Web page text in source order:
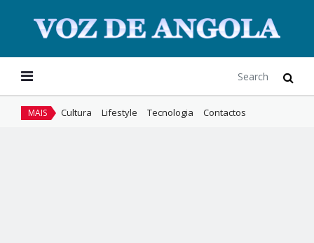
MAIS Cultura Lifestyle Tecnologia Contactos